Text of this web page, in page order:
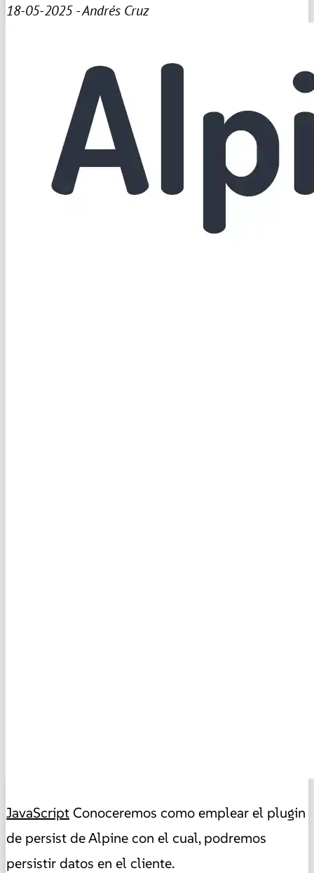
18-05-2025 - Andrés Cruz
JavaScript Conoceremos como emplear el plugin
de persist de Alpine con el cual, podremos
persistir datos en el cliente.